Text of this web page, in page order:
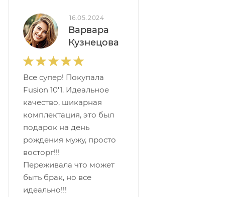
16.05.2024
Варвара
Кузнецова
Все супер! Покупала
Fusion 10'1. Идеальное
качество, шикарная
комплектация, это был
подарок на день
рождения мужу, просто
восторг!!!
Переживала что может
быть брак, но все
идеально!!!